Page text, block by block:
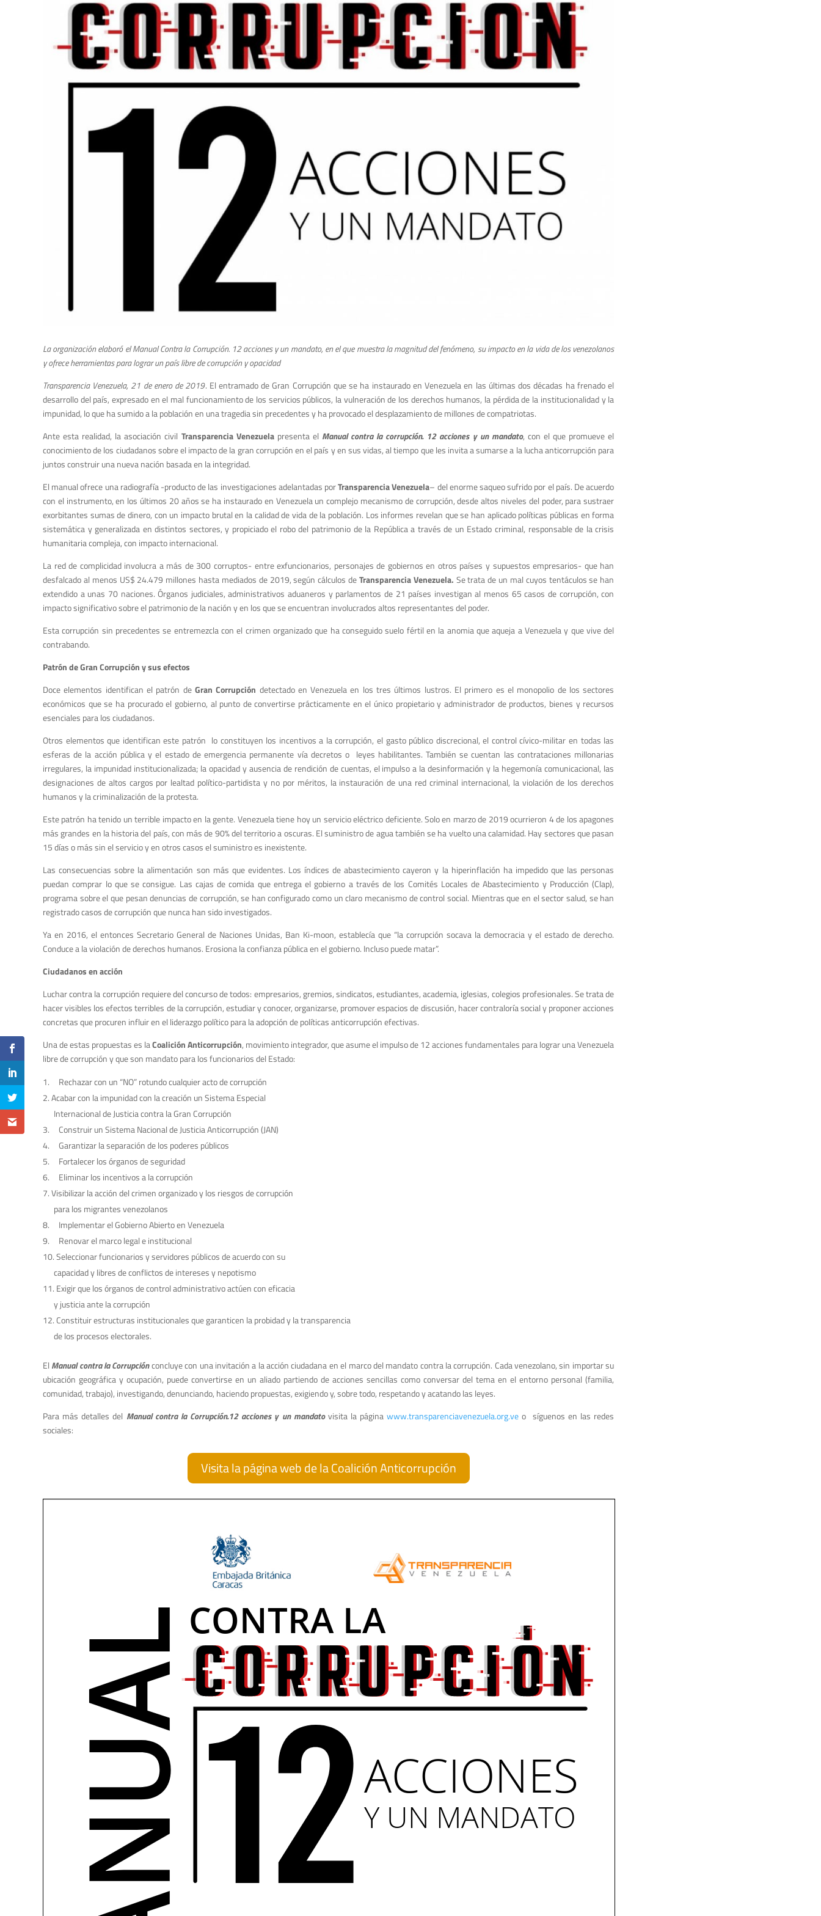
La organización elaboró el Manual Contra la Corrupción. 12 acciones y un mandato, en el que muestra la magnitud del fenómeno, su impacto en la vida de los venezolanos
y ofrece herramientas para lograr un país libre de corrupción y opacidad
Transparencia Venezuela, 21 de enero de 2019. El entramado de Gran Corrupción que se ha instaurado en Venezuela en las últimas dos décadas ha frenado el
desarrollo del país, expresado en el mal funcionamiento de los servicios públicos, la vulneración de los derechos humanos, la pérdida de la institucionalidad y la
impunidad, lo que ha sumido a la población en una tragedia sin precedentes y ha provocado el desplazamiento de millones de compatriotas.
Ante esta realidad, la asociación civil Transparencia Venezuelapresenta el Manual contra la corrupción. 12 acciones y un mandato, con el que promueve el
conocimiento de los ciudadanos sobre el impacto de la gran corrupción en el país y en sus vidas, al tiempo que les invita a sumarse a la lucha anticorrupción para
juntos construir una nueva nación basada en la integridad.
El manual ofrece una radiografía -producto de las investigaciones adelantadas porTransparencia Venezuela– del enorme saqueo sufrido por el país. De acuerdo
con el instrumento, en los últimos 20 años se ha instaurado en Venezuela un complejo mecanismo de corrupción, desde altos niveles del poder, para sustraer
exorbitantes sumas de dinero, con un impacto brutal en la calidad de vida de la población. Los informes revelan que se han aplicado políticas públicas en forma
sistemática y generalizada en distintos sectores, y propiciado el robo del patrimonio de la República a través de un Estado criminal, responsable de la crisis
humanitaria compleja, con impacto internacional.
La red de complicidad involucra a más de 300 corruptos- entre exfuncionarios, personajes de gobiernos en otros países y supuestos empresarios- que han
desfalcado al menos US$ 24.479 millones hasta mediados de 2019, según cálculos deTransparencia Venezuela. Se trata de un mal cuyos tentáculos se han
extendido a unas 70 naciones. Órganos judiciales, administrativos aduaneros y parlamentos de 21 países investigan al menos 65 casos de corrupción, con
impacto significativo sobre el patrimonio de la nación y en los que se encuentran involucrados altos representantes del poder.
Esta corrupción sin precedentes se entremezcla con el crimen organizado que ha conseguido suelo fértil en la anomia que aqueja a Venezuela y que vive del
contrabando.
Patrón de Gran Corrupción y sus efectos
Doce elementos identifican el patrón de Gran Corrupción detectado en Venezuela en los tres últimos lustros. El primero es el monopolio de los sectores
económicos que se ha procurado el gobierno, al punto de convertirse prácticamente en el único propietario y administrador de productos, bienes y recursos
esenciales para los ciudadanos.
Otros elementos que identifican este patrón lo constituyen los incentivos a la corrupción, el gasto público discrecional, el control cívico-militar en todas las
esferas de la acción pública y el estado de emergencia permanente vía decretos o leyes habilitantes. También se cuentan las contrataciones millonarias
irregulares, la impunidad institucionalizada; la opacidad y ausencia de rendición de cuentas, el impulso a la desinformación y la hegemonía comunicacional, las
designaciones de altos cargos por lealtad político-partidista y no por méritos, la instauración de una red criminal internacional, la violación de los derechos
humanos y la criminalización de la protesta.
Este patrón ha tenido un terrible impacto en la gente. Venezuela tiene hoy un servicioeléctrico deficiente. Solo en marzo de 2019 ocurrieron 4 de los apagones
más grandes en la historia del país, con más de 90% del territorio a oscuras. El suministro de agua también se ha vuelto una calamidad. Hay sectores que pasan
15 días o más sin el servicio y en otros casos el suministro es inexistente.
Las consecuencias sobre la alimentación son más que evidentes. Los índices de abastecimiento cayeron y la hiperinflación ha impedido que las personas
puedan comprar lo que se consigue. Las cajas de comida que entrega el gobierno a través de los Comités Locales de Abastecimiento y Producción (Clap),
programa sobre el que pesan denuncias de corrupción, se han configurado como un claro mecanismo de control social. Mientras que en el sector salud, se han
registrado casos de corrupción que nunca han sido investigados.
Ya en 2016, el entonces Secretario General de Naciones Unidas, Ban Ki-moon, establecía que “la corrupción socava la democracia y el estado de derecho.
Conduce a la violación de derechos humanos. Erosiona la confianza pública en el gobierno. Incluso puede matar”.
Ciudadanos en acción
Luchar contra la corrupción requiere del concurso de todos: empresarios, gremios, sindicatos, estudiantes, academia, iglesias, colegios profesionales. Se trata de
hacer visibles los efectos terribles de la corrupción, estudiar y conocer, organizarse, promover espacios de discusión, hacer contraloría social y proponer acciones
concretas que procuren influir en el liderazgo político para la adopción de políticas anticorrupción efectivas.
Una de estas propuestas es laCoalición Anticorrupción, movimiento integrador, que asume el impulso de 12 acciones fundamentales para lograr una Venezuela
libre de corrupción y que son mandato para los funcionarios del Estado:
Rechazar con un “NO” rotundo cualquier acto de corrupción
Acabar con la impunidad con la creación un Sistema Especial
Internacional de Justicia contra la Gran Corrupción
Construir un Sistema Nacional de Justicia Anticorrupción (JAN)
Garantizar la separación de los poderes públicos
Fortalecer los órganos de seguridad
Eliminar los incentivos a la corrupción
Visibilizar la acción del crimen organizado y los riesgos de corrupción
para los migrantes venezolanos
Implementar el Gobierno Abierto en Venezuela
Renovar el marco legal e institucional
Seleccionar funcionarios y servidores públicos de acuerdo con su
capacidad y libres de conflictos de intereses y nepotismo
Exigir que los órganos de control administrativo actúen con eficacia
y justicia ante la corrupción
Constituir estructuras institucionales que garanticen la probidad y la transparencia
de los procesos electorales.
El Manual contra la Corrupciónconcluye con una invitación a la acción ciudadana en el marco del mandato contra la corrupción. Cada venezolano, sin importar su
ubicación geográfica y ocupación, puede convertirse en un aliado partiendo de acciones sencillas como conversar del tema en el entorno personal (familia,
comunidad, trabajo), investigando, denunciando, haciendo propuestas, exigiendo y, sobre todo, respetando y acatando las leyes.
Para más detalles del Manual contra la Corrupción.12 acciones y un mandatovisita la páginawww.transparenciavenezuela.org.ve o síguenos en las redes
sociales:
Visita la página web de la Coalición Anticorrupción